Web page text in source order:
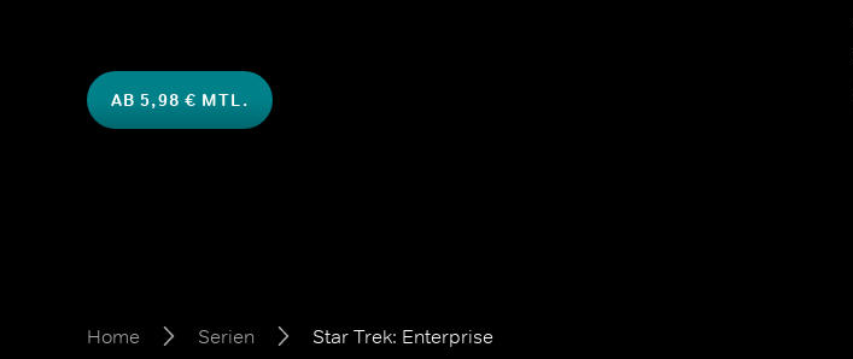
AB 5,98 € MTL.
Home Serien Star Trek: Enterprise